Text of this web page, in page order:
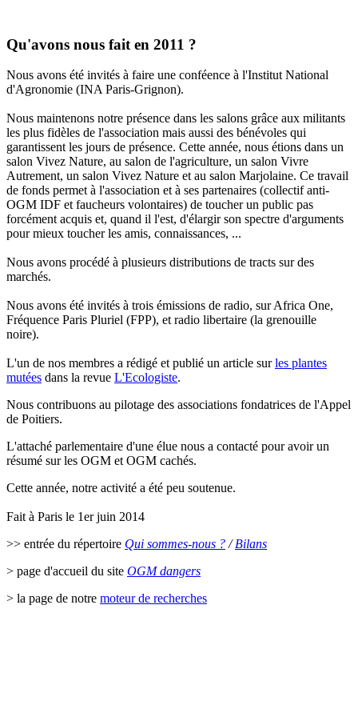
Qu'avons nous fait en 2011 ?
Nous avons été invités à faire une conféence à l'Institut National
d'Agronomie (INA Paris-Grignon).
Nous maintenons notre présence dans les salons grâce aux militants
les plus fidèles de l'association mais aussi des bénévoles qui
garantissent les jours de présence. Cette année, nous étions dans un
salon Vivez Nature, au salon de l'agriculture, un salon Vivre
Autrement, un salon Vivez Nature et au salon Marjolaine. Ce travail
de fonds permet à l'association et à ses partenaires (collectif anti-
OGM IDF et faucheurs volontaires) de toucher un public pas
forcément acquis et, quand il l'est, d'élargir son spectre d'arguments
pour mieux toucher les amis, connaissances, ...
Nous avons procédé à plusieurs distributions de tracts sur des
marchés.
Nous avons été invités à trois émissions de radio, sur Africa One,
Fréquence Paris Pluriel (FPP), et radio libertaire (la grenouille
noire).
L'un de nos membres a rédigé et publié un article surles plantes
mutées dans la revue L'Ecologiste.
Nous contribuons au pilotage des associations fondatrices de l'Appel
de Poitiers.
L'attaché parlementaire d'une élue nous a contacté pour avoir un
résumé sur les OGM et OGM cachés.
Cette année, notre activité a été peu soutenue.
Fait à Paris le 1er juin 2014
>> entrée du répertoire Qui sommes-nous ?/Bilans
> page d'accueil du site OGM dangers
> la page de notre moteur de recherches